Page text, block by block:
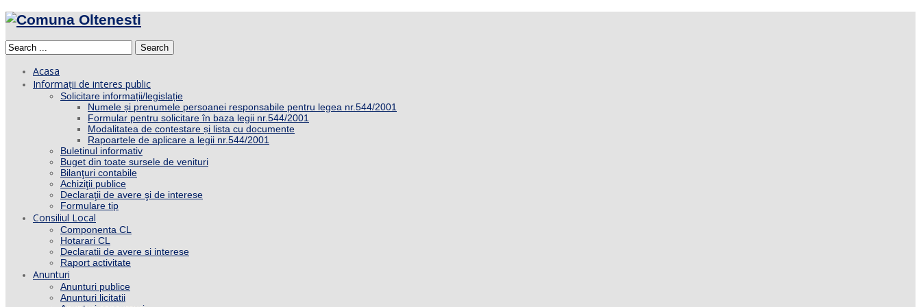
Search
Acasa
Informații de interes public
Solicitare informații/legislație
Numele și prenumele persoanei responsabile pentru legea nr.544/2001
Formular pentru solicitare în baza legii nr.544/2001
Modalitatea de contestare și lista cu documente
Rapoartele de aplicare a legii nr.544/2001
Buletinul informativ
Buget din toate sursele de venituri
Bilanţuri contabile
Achiziţii publice
Declaraţii de avere şi de interese
Formulare tip
Consiliul Local
Componenta CL
Hotarari CL
Declaratii de avere si interese
Raport activitate
Anunturi
Anunturi publice
Anunturi licitatii